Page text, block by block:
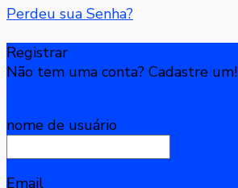
Perdeu sua Senha?
Registrar
Não tem uma conta? Cadastre um!
nome de usuário
Email